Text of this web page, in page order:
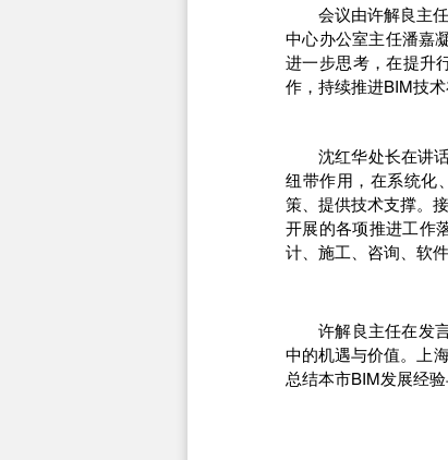
会议由许解良主
中心办公室主任潘嘉
进一步思考，在提升
作，持续推进BIM技术
沈红华处长在讲
纽带作用，在系统化
策、提供技术支撑。
开展的各项推进工作
计、施工、咨询、软
许解良主任在发
中的机遇与价值。上
总结本市BIM发展经